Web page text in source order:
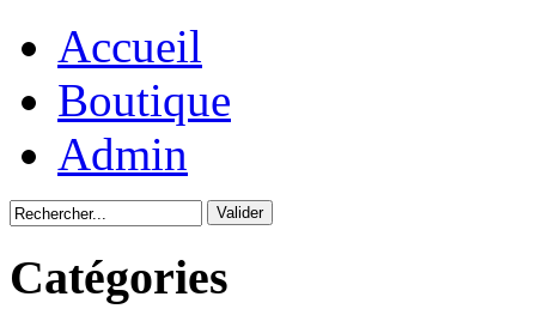
Accueil
Boutique
Admin
Catégories